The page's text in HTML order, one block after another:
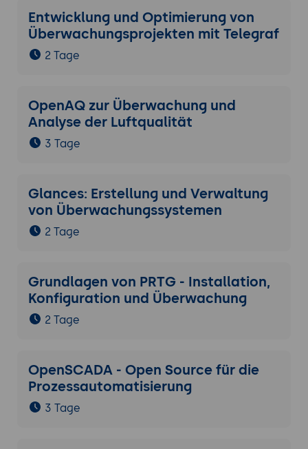
Entwicklung und Optimierung von
Überwachungsprojekten mit Telegraf
2 Tage
OpenAQ zur Überwachung und
Analyse der Luftqualität
3 Tage
Glances: Erstellung und Verwaltung
von Überwachungssystemen
2 Tage
Grundlagen von PRTG - Installation,
Konfiguration und Überwachung
2 Tage
OpenSCADA - Open Source für die
Prozessautomatisierung
3 Tage